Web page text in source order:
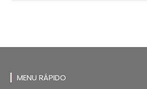
MENU RÁPIDO